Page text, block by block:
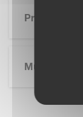
Prospektus
Műszaki